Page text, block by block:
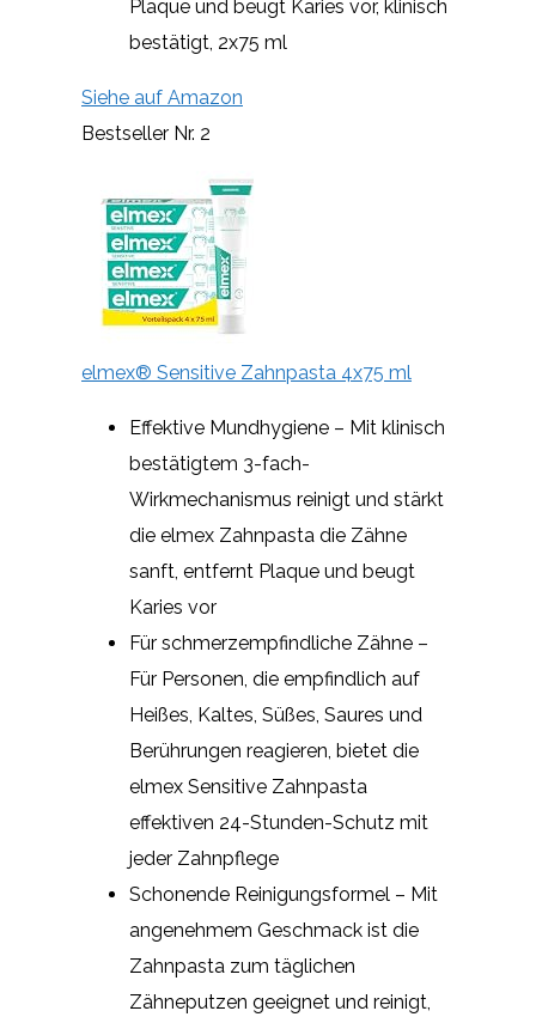
Plaque und beugt Karies vor, klinisch
bestätigt, 2x75 ml
Siehe auf Amazon
Bestseller Nr. 2
elmex® Sensitive Zahnpasta 4x75 ml
Effektive Mundhygiene – Mit klinisch
bestätigtem 3-fach-
Wirkmechanismus reinigt und stärkt
die elmex Zahnpasta die Zähne
sanft, entfernt Plaque und beugt
Karies vor
Für schmerzempfindliche Zähne –
Für Personen, die empfindlich auf
Heißes, Kaltes, Süßes, Saures und
Berührungen reagieren, bietet die
elmex Sensitive Zahnpasta
effektiven 24-Stunden-Schutz mit
jeder Zahnpflege
Schonende Reinigungsformel – Mit
angenehmem Geschmack ist die
Zahnpasta zum täglichen
Zähneputzen geeignet und reinigt,